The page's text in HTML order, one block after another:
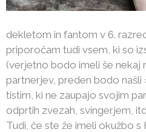
dekletom in fantom v 6.
priporočam tudi vsem, ki so
(verjetno bodo imeli še nekaj
partnerjev, preden bodo našli
tistim, ki ne zaupajo svojim
odprtih zvezah, svingerjem,
Tudi, če ste že imeli okužbo s